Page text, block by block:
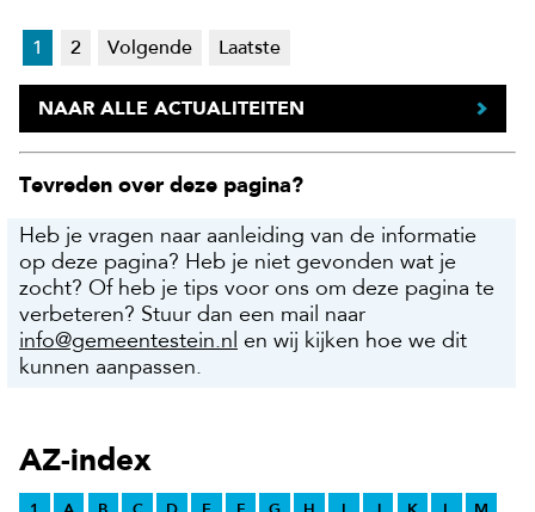
1 2 Volgende Laatste
NAAR ALLE ACTUALITEITEN
Tevreden over deze pagina?
Heb je vragen naar aanleiding van de informatie
op deze pagina? Heb je niet gevonden wat je
zocht? Of heb je tips voor ons om deze pagina te
verbeteren? Stuur dan een mail naar
info@gemeentestein.nl en wij kijken hoe we dit
kunnen aanpassen.
AZ-index